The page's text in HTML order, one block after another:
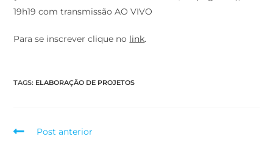
19h19 com transmissão AO VIVO
Para se inscrever clique no link.
TAGS: ELABORAÇÃO DE PROJETOS
Post anterior